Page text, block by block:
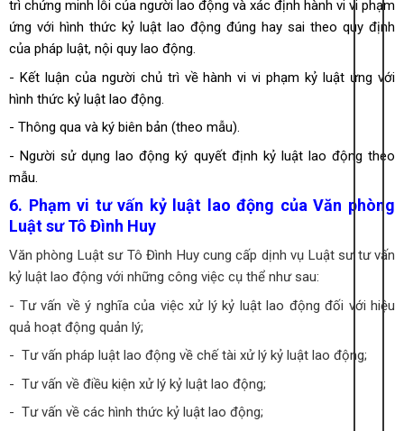
trì chứng minh lỗi của người lao động và xác định hành vi vi phạm
ứng với hình thức kỷ luật lao động đúng hay sai theo quy định
của pháp luật, nội quy lao động.
- Kết luận của người chủ trì về hành vi vi phạm kỷ luật ứng với
hình thức kỷ luật lao động.
- Thông qua và ký biên bản (theo mẫu).
- Người sử dụng lao động ký quyết định kỷ luật lao động theo
mẫu.
6. Phạm vi tư vấn kỷ luật lao động của Văn phòng
Luật sư Tô Đình Huy
Văn phòng Luật sư Tô Đình Huy cung cấp dịnh vụ Luật sư tư vấn
kỷ luật lao động với những công việc cụ thể như sau:
- Tư vấn về ý nghĩa của việc xử lý kỷ luật lao động đối với hiệu
quả hoạt động quản lý;
- Tư vấn pháp luật lao động về chế tài xử lý kỷ luật lao động;
- Tư vấn về điều kiện xử lý kỷ luật lao động;
- Tư vấn về các hình thức kỷ luật lao động;